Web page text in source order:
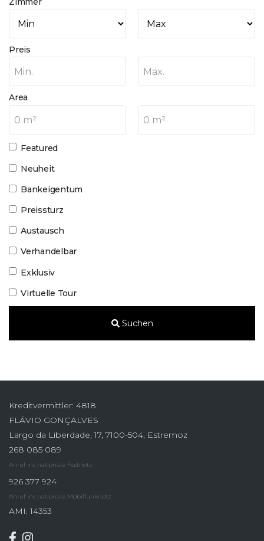
Preis
Min. Max.
Area
0 m² 0 m²
Featured
Neuheit
Bankeigentum
Preissturz
Austausch
Verhandelbar
Exklusiv
Virtuelle Tour
Suchen
Kreditvermittler: 4818
FLÁVIO GONÇALVES
Largo da Liberdade, 17, 7100-504, Estremoz
268 085 089
Anruf ins nationale Festnetz
926 377 924
Anruf ins nationale Mobilfunknetz
AMI: 14353